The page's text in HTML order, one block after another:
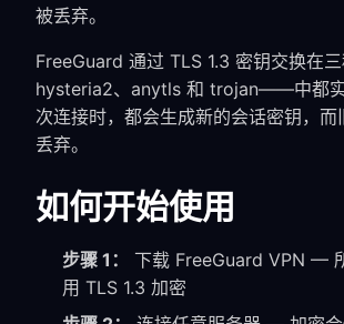
被丢弃。
FreeGuard 通过 TLS 1.3 密钥交换在
hysteria2、anytls 和 trojan——中都
次连接时，都会生成新的会话密钥，而
丢弃。
如何开始使用
步骤 1：
下载 FreeGuard VPN —
用 TLS 1.3 加密